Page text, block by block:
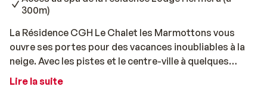
300m)
La Résidence CGH Le Chalet les Marmottons vous
ouvre ses portes pour des vacances inoubliables à la
neige. Avec les pistes et le centre-ville à quelques
centraines de mètres, vous aurez tout à portée de
Lire la suite